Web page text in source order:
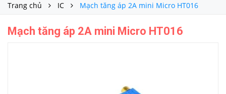
Trang chủ IC Mạch tăng áp 2A mini Micro HT016
Mạch tăng áp 2A mini Micro HT016